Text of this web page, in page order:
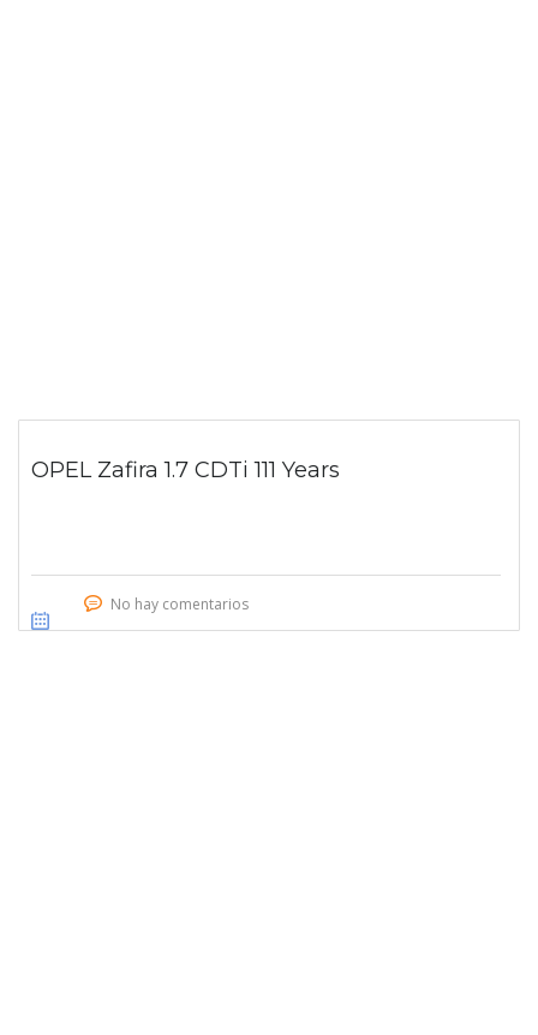
OPEL Zafira 1.7 CDTi 111 Years
No hay comentarios